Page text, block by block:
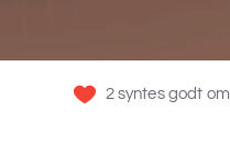
2 syntes godt om